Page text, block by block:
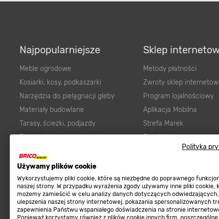
Polityka
Używamy plików cookie
Wykorzystujemy pliki cookie, które są niezbędne do poprawnego
naszej strony. W przypadku wyrażenia zgody używamy inne pliki cookie,
możemy zamieścić w celu analizy danych dotyczących odwiedzających,
ulepszenia naszej strony internetowej, pokazania spersonalizowanych
zapewnienia Państwu wspaniałego doświadczenia na stronie
Ponieważ korzystamy również z plików cookie innych firm, poszczególne
Najpopularniejsze
Meble ogrodowe
Kosiarki, kosy, podkaszarki
Narzędzia do pielęgnacji gleby
Materiały budowlane
Tarasy, ścieżki, podjazdy
Podłoża i ziemie do ogrodu
Ogród
Farby wewnętrzne białe
Elektryka
Panele
Sklep
Metody płatności
Zwroty sklep
Program lojalnościowy
Aplikacja Mobilna
Strefa Marek
Zgłoś błąd
zgodności towaru z
Program Brico PRO
Regulaminy